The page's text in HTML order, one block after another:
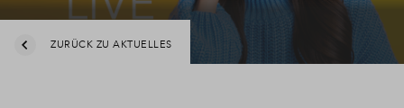
ZURÜCK ZU AKTUELLES